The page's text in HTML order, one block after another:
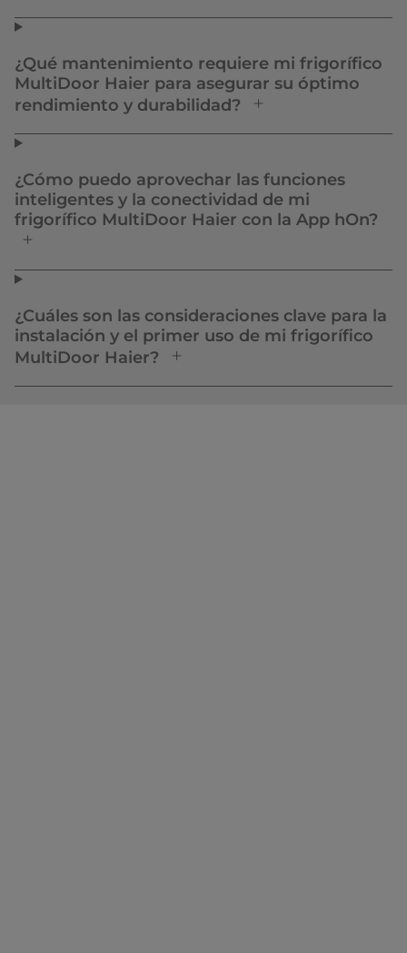
¿Qué mantenimiento requiere mi frigorífico
MultiDoor Haier para asegurar su óptimo
rendimiento y durabilidad?
¿Cómo puedo aprovechar las funciones
inteligentes y la conectividad de mi
frigorífico MultiDoor Haier con la App hOn?
¿Cuáles son las consideraciones clave para la
instalación y el primer uso de mi frigorífico
MultiDoor Haier?